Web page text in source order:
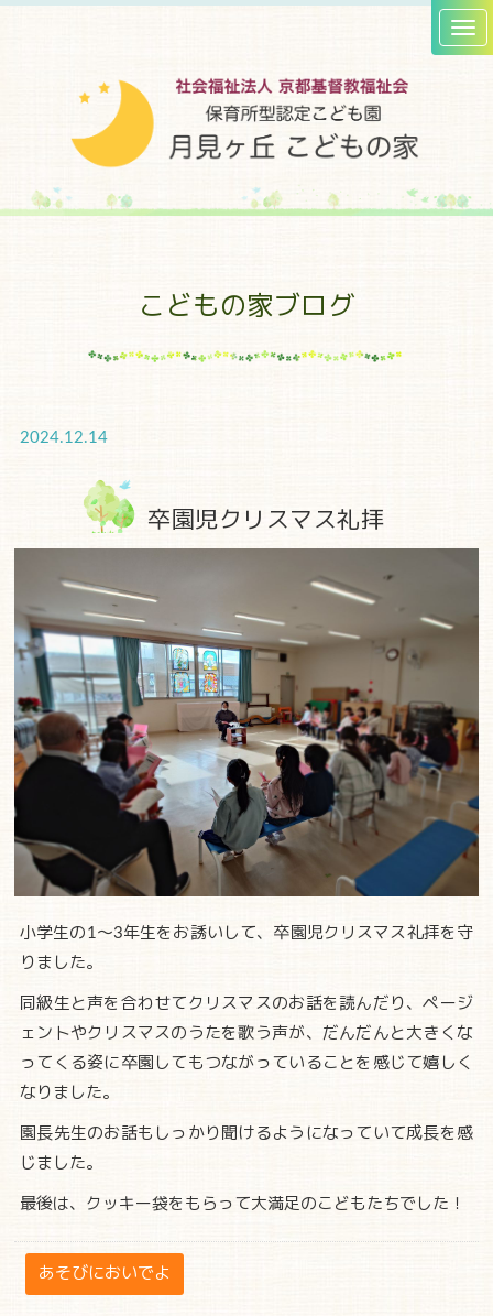
こどもの家ブログ
2024.12.14
卒園児クリスマス礼拝
小学生の1～3年生をお誘いして、卒園児クリスマス礼拝を守
りました。
同級生と声を合わせてクリスマスのお話を読んだり、ページ
ェントやクリスマスのうたを歌う声が、だんだんと大きくな
ってくる姿に卒園してもつながっていることを感じて嬉しく
なりました。
園長先生のお話もしっかり聞けるようになっていて成長を感
じました。
最後は、クッキー袋をもらって大満足のこどもたちでした！
あそびにおいでよ